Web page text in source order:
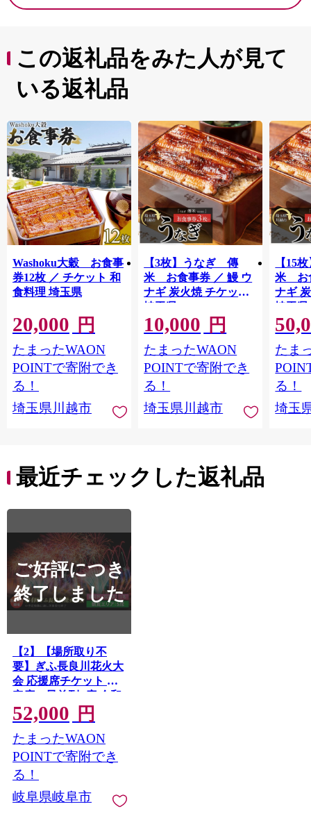
この返礼品をみた人が見て
いる返礼品
Washoku大穀 お食事
券12枚 ／ チケット 和
食料理 埼玉県
20,000 円
たまったWAON
POINTで寄附でき
る！
埼玉県川越市
【3枚】うなぎ 傳
米 お食事券 ／ 鰻 ウ
ナギ 炭火焼 チケット
埼玉県
10,000 円
たまったWAON
POINTで寄附でき
る！
埼玉県川越市
【15
米 お
ナギ
埼玉県
たま
る！
埼玉
最近チェックした返礼品
ご好評につき
終了しました
【2】【場所取り不
要】ぎふ長良川花火大
会 応援席チケット 指
定席・最前列S席 令和
8年8月8日（土）開催
岐阜 花火 岐阜市 / ぎ
ふ長良川花火大会実行
委員会 [ANCQ032]
52,000 円
たまったWAON
POINTで寄附でき
る！
岐阜県岐阜市